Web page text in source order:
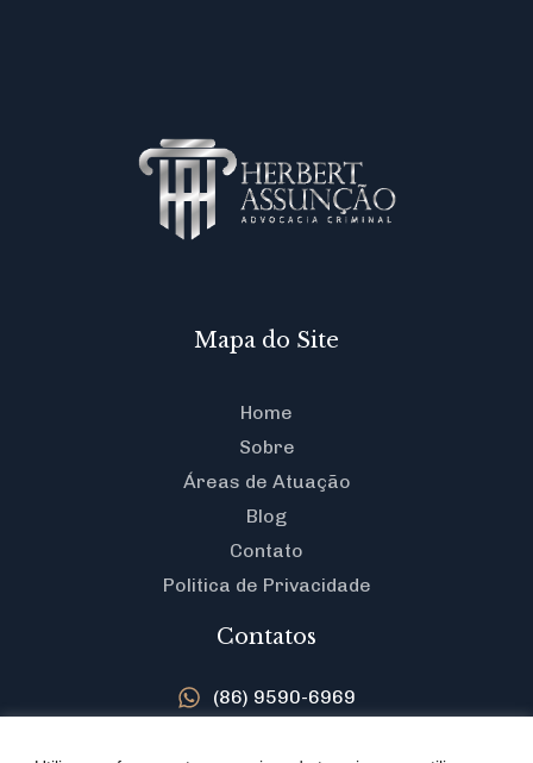
Mapa do Site
Home
Sobre
Áreas de Atuação
Blog
Contato
Politica de Privacidade
Contatos
(86) 9590-6969